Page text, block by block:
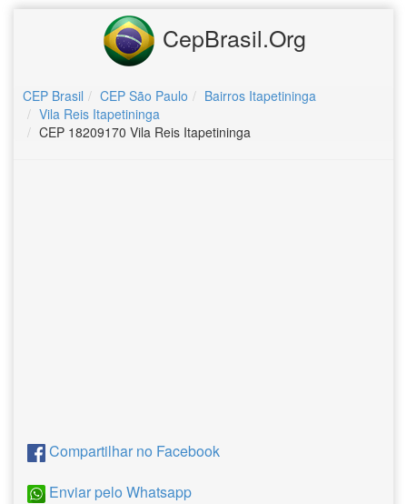
CepBrasil.Org
CEP Brasil CEP São Paulo
Bairros Itapetininga
Vila Reis Itapetininga
CEP 18209170 Vila Reis Itapetininga
Compartilhar no Facebook
Enviar pelo Whatsapp